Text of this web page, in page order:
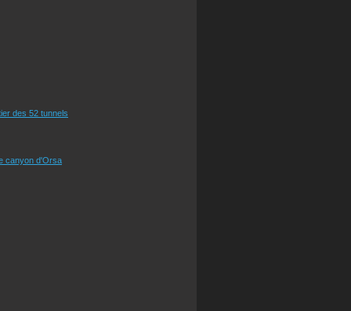
des 52 tunnels
canyon d'Orsa